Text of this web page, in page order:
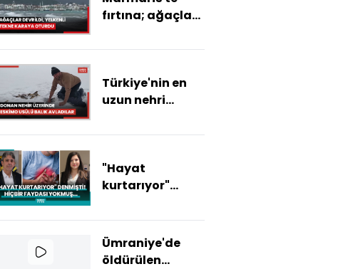
fırtına; ağaçlar
tekne karaya
Türkiye'nin en
uzun nehri
eskimo usülü
"Hayat
kurtarıyor"
faydası
yokmuş...
Ümraniye'de
öldürülen